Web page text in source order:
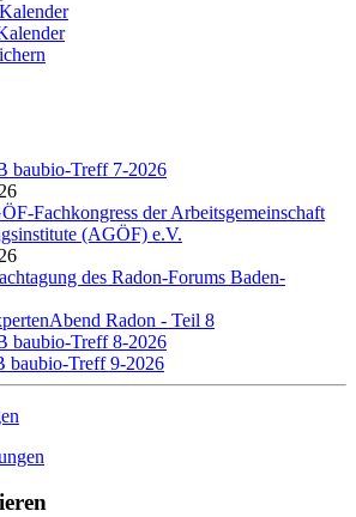
baubio-Treff 7-2026
Fachkongress der Arbeitsgemeinschaft
(AGÖF) e.V.
des Radon-Forums Baden-
Radon - Teil 8
baubio-Treff 8-2026
baubio-Treff 9-2026